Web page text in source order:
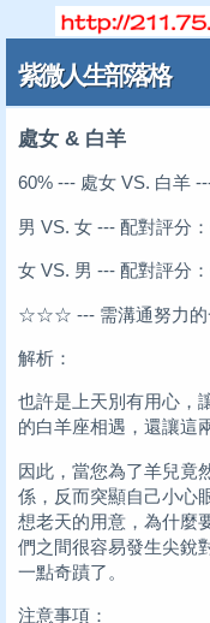
紫微人生部落格
處女 & 白羊
60% --- 處女 VS. 白羊
男 VS. 女 --- 配對評分
女 VS. 男 --- 配對評分
☆☆☆ --- 需溝通努力
解析：
也許是上天別有用心，
的白羊座相遇，還讓這
因此，當您為了羊兒竟
係，反而突顯自己小心
想老天的用意，為什麼
們之間很容易發生尖銳
一點奇蹟了。
注意事項：